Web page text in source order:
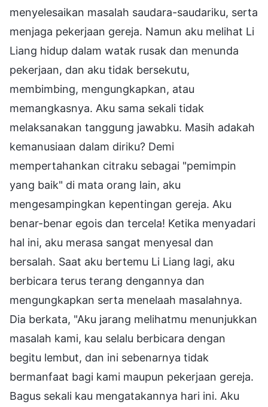
menyelesaikan masalah saudara-saudariku, serta
menjaga pekerjaan gereja. Namun aku melihat Li
Liang hidup dalam watak rusak dan menunda
pekerjaan, dan aku tidak bersekutu,
membimbing, mengungkapkan, atau
memangkasnya. Aku sama sekali tidak
melaksanakan tanggung jawabku. Masih adakah
kemanusiaan dalam diriku? Demi
mempertahankan citraku sebagai "pemimpin
yang baik" di mata orang lain, aku
mengesampingkan kepentingan gereja. Aku
benar-benar egois dan tercela! Ketika menyadari
hal ini, aku merasa sangat menyesal dan
bersalah. Saat aku bertemu Li Liang lagi, aku
berbicara terus terang dengannya dan
mengungkapkan serta menelaah masalahnya.
Dia berkata, "Aku jarang melihatmu menunjukkan
masalah kami, kau selalu berbicara dengan
begitu lembut, dan ini sebenarnya tidak
bermanfaat bagi kami maupun pekerjaan gereja.
Bagus sekali kau mengatakannya hari ini. Aku